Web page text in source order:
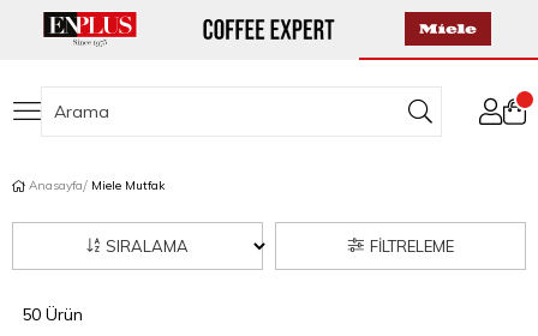
Anasayfa Miele Mutfak
FILTRELEME
SIRALAMA
50 Ürün